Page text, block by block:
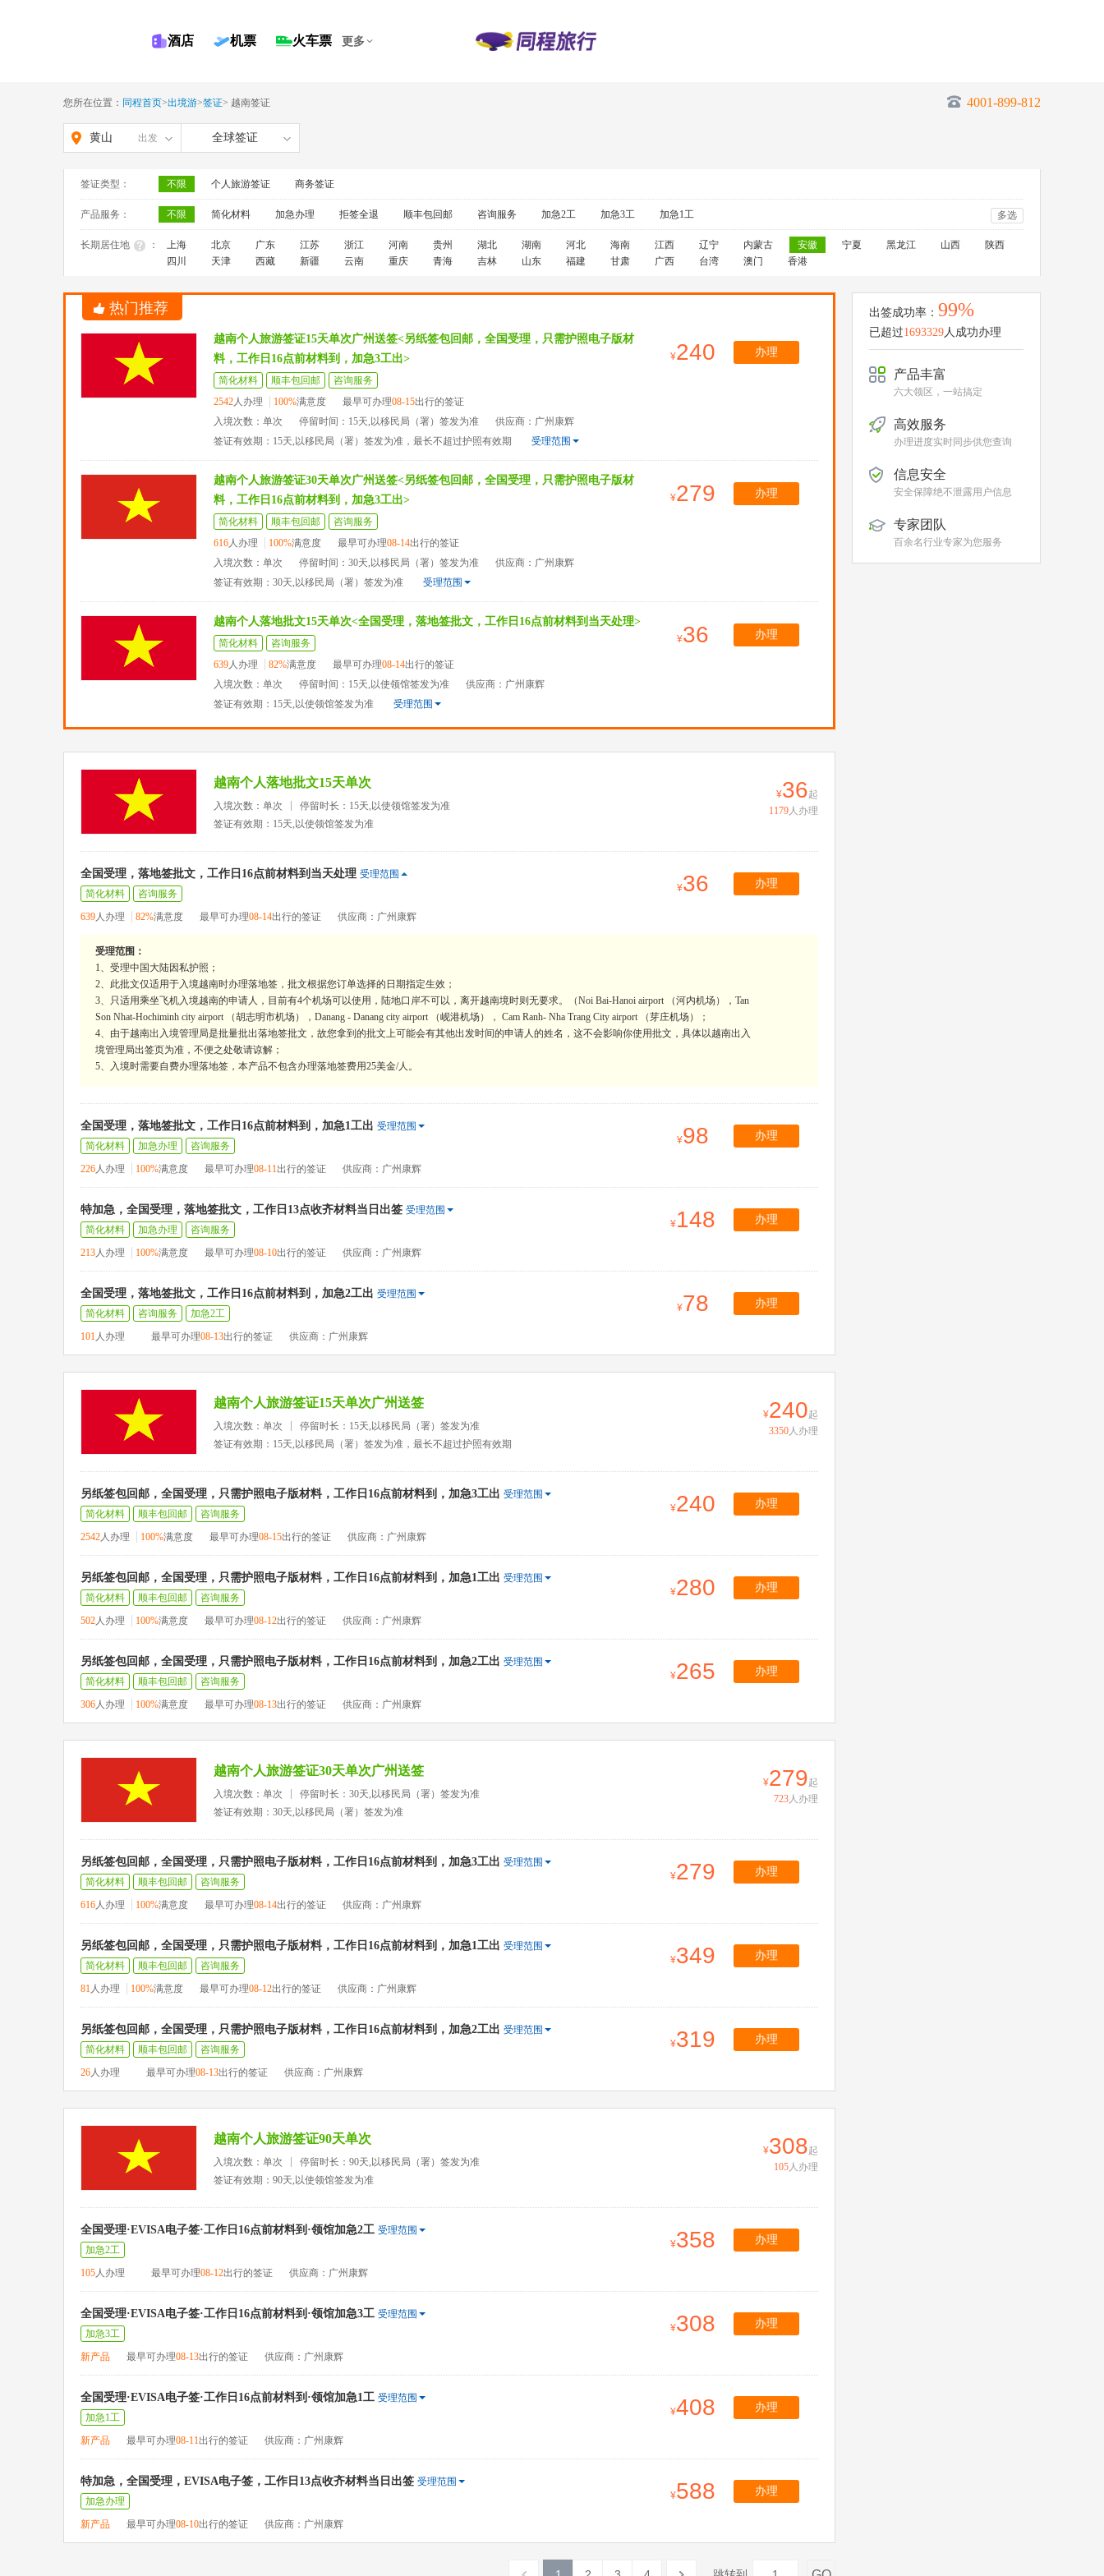
酒店 机票 火车票 更多
您所在位置： 同程首页>出境游>签证> 越南签证 4001-899-812
黄山 出发 全球签证
签证类型： 不限 个人旅游签证 商务签证
产品服务： 不限 简化材料 加急办理 拒签全退 顺丰包回邮 咨询服务 加急2工 加急3工 加急1工 多选
长期居住地 ： 上海 北京 广东 江苏 浙江 河南 贵州 湖北 湖南 河北 海南 江西 辽宁 内蒙古 安徽 宁夏 黑龙江 山西
陕西
四川
天津 西藏 新疆 云南 重庆 青海 吉林 山东 福建 甘肃 广西 台湾 澳门 香港
热门推荐
越南个人旅游签证15天单次广州送签<另纸签包回邮，全国受理，只需护照电子版材
料，工作日16点前材料到，加急3工出>
简化材料 顺丰包回邮
咨询服务
2542人办理 100%满意度 最早可办理08-15出行的签证
入境次数：单次
停留时间：15天,以移民局（署）签发为准
供应商：广州康辉
签证有效期：15天,以移民局（署）签发为准，最长不超过护照有效期
受理范围
240 办理
越南个人旅游签证30天单次广州送签<另纸签包回邮，全国受理，只需护照电子版材
料，工作日16点前材料到，加急3工出>
简化材料 顺丰包回邮
咨询服务
616人办理 100%满意度 最早可办理08-14出行的签证
入境次数：单次
停留时间：30天,以移民局（署）签发为准
供应商：广州康辉
签证有效期：30天,以移民局（署）签发为准
受理范围
279 办理
越南个人落地批文15天单次<全国受理，落地签批文，工作日16点前材料到当天处理>
简化材料
咨询服务
639人办理 82%满意度 最早可办理08-14出行的签证
入境次数：单次
停留时间：15天,以使领馆签发为准
供应商：广州康辉
签证有效期：15天,以使领馆签发为准
受理范围
36 办理
越南个人落地批文15天单次
入境次数：单次
停留时长：15天,以使领馆签发为准
签证有效期：15天,以使领馆签发为准
36起
1179人办理
全国受理，落地签批文，工作日16点前材料到当天处理 受理范围
简化材料
咨询服务
639人办理 82%满意度 最早可办理08-14出行的签证 供应商：广州康辉
36 办理
受理范围：
1、受理中国大陆因私护照；
2、此批文仅适用于入境越南时办理落地签，批文根据您订单选择的日期指定生效；
3、只适用乘坐飞机入境越南的申请人，目前有4个机场可以使用，陆地口岸不可以，离开越南境时则无要求。（Noi Bai-Hanoi airport （河内机场），Tan
Son Nhat-Hochiminh city airport （胡志明市机场），Danang - Danang city airport （岘港机场）， Cam Ranh- Nha Trang City airport （芽庄机场）；
4、由于越南出入境管理局是批量批出落地签批文，故您拿到的批文上可能会有其他出发时间的申请人的姓名，这不会影响你使用批文，具体以越南出入
境管理局出签页为准，不便之处敬请谅解；
5、入境时需要自费办理落地签，本产品不包含办理落地签费用25美金/人。
全国受理，落地签批文，工作日16点前材料到，加急1工出 受理范围
简化材料
加急办理
咨询服务
226人办理 100%满意度 最早可办理08-11出行的签证 供应商：广州康辉
98 办理
特加急，全国受理，落地签批文，工作日13点收齐材料当日出签 受理范围
简化材料
加急办理
咨询服务
213人办理 100%满意度 最早可办理08-10出行的签证 供应商：广州康辉
148 办理
全国受理，落地签批文，工作日16点前材料到，加急2工出 受理范围
简化材料
咨询服务
加急2工
101人办理 最早可办理08-13出行的签证 供应商：广州康辉
78 办理
越南个人旅游签证15天单次广州送签
入境次数：单次
停留时长：15天,以移民局（署）签发为准
签证有效期：15天,以移民局（署）签发为准，最长不超过护照有效期
240起
3350人办理
另纸签包回邮，全国受理，只需护照电子版材料，工作日16点前材料到，加急3工出 受理范围
简化材料
顺丰包回邮
咨询服务
2542人办理 100%满意度 最早可办理08-15出行的签证 供应商：广州康辉
240 办理
另纸签包回邮，全国受理，只需护照电子版材料，工作日16点前材料到，加急1工出 受理范围
简化材料
顺丰包回邮
咨询服务
502人办理 100%满意度 最早可办理08-12出行的签证 供应商：广州康辉
280 办理
另纸签包回邮，全国受理，只需护照电子版材料，工作日16点前材料到，加急2工出 受理范围
简化材料
顺丰包回邮
咨询服务
306人办理 100%满意度 最早可办理08-13出行的签证 供应商：广州康辉
265 办理
越南个人旅游签证30天单次广州送签
入境次数：单次
停留时长：30天,以移民局（署）签发为准
签证有效期：30天,以移民局（署）签发为准
279起
723人办理
另纸签包回邮，全国受理，只需护照电子版材料，工作日16点前材料到，加急3工出 受理范围
简化材料
顺丰包回邮
咨询服务
616人办理 100%满意度 最早可办理08-14出行的签证 供应商：广州康辉
279 办理
另纸签包回邮，全国受理，只需护照电子版材料，工作日16点前材料到，加急1工出 受理范围
简化材料
顺丰包回邮
咨询服务
81人办理 100%满意度 最早可办理08-12出行的签证 供应商：广州康辉
349 办理
另纸签包回邮，全国受理，只需护照电子版材料，工作日16点前材料到，加急2工出 受理范围
简化材料
顺丰包回邮
咨询服务
26人办理 最早可办理08-13出行的签证 供应商：广州康辉
319 办理
越南个人旅游签证90天单次
入境次数：单次
停留时长：90天,以移民局（署）签发为准
签证有效期：90天,以使领馆签发为准
308起
105人办理
全国受理·EVISA电子签·工作日16点前材料到·领馆加急2工 受理范围
加急2工
105人办理 最早可办理08-12出行的签证 供应商：广州康辉
358 办理
全国受理·EVISA电子签·工作日16点前材料到·领馆加急3工 受理范围
加急3工
新产品
最早可办理08-13出行的签证 供应商：广州康辉
308 办理
全国受理·EVISA电子签·工作日16点前材料到·领馆加急1工 受理范围
加急1工
新产品
最早可办理08-11出行的签证 供应商：广州康辉
408 办理
特加急，全国受理，EVISA电子签，工作日13点收齐材料当日出签 受理范围
加急办理
新产品
最早可办理08-10出行的签证 供应商：广州康辉
588 办理
出签成功率： 99%
已超过1693329人成功办理
产品丰富
六大领区，一站搞定
高效服务
办理进度实时同步供您查询
信息安全
安全保障绝不泄露用户信息
专家团队
百余名行业专家为您服务